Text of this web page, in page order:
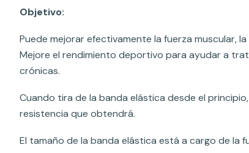
Objetivo:
Puede mejorar efectivamente la fuerza muscular,
Mejore el rendimiento deportivo para ayudar a
crónicas.
Cuando tira de la banda elástica desde el
resistencia que obtendrá.
El tamaño de la banda elástica está a cargo de la